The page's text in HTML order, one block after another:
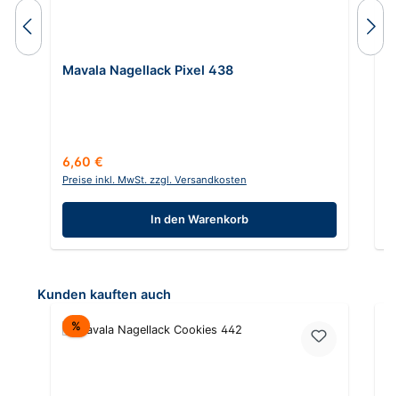
Mavala Nagellack Pixel 438
Regulärer Preis:
6,60 €
Preise inkl. MwSt. zzgl. Versandkosten
In den Warenkorb
Produktgalerie überspringen
Kunden kauften auch
%Rabatt